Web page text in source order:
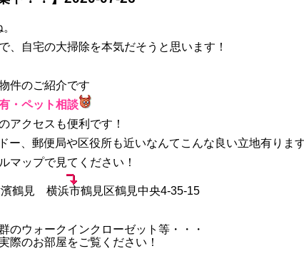
、自宅の大掃除を本気だそうと思います！
件のご紹介です
・ペット相談
アクセスも便利です！
ー、郵便局や区役所も近いなんてこんな良い立地有りま
マップで見てください！
濱鶴見 横浜市鶴見区鶴見中央4-35-15
のウォークインクローゼット等・・・
際のお部屋をご覧ください！